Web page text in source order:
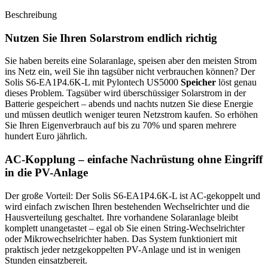
Beschreibung
Nutzen Sie Ihren Solarstrom endlich richtig
Sie haben bereits eine Solaranlage, speisen aber den meisten Strom
ins Netz ein, weil Sie ihn tagsüber nicht verbrauchen können? Der
Solis S6-EA1P4.6K-L mit Pylontech US5000 Speicher löst genau
dieses Problem. Tagsüber wird überschüssiger Solarstrom in der
Batterie gespeichert – abends und nachts nutzen Sie diese Energie
und müssen deutlich weniger teuren Netzstrom kaufen. So erhöhen
Sie Ihren Eigenverbrauch auf bis zu 70% und sparen mehrere
hundert Euro jährlich.
AC-Kopplung – einfache Nachrüstung ohne Eingriff
in die PV-Anlage
Der große Vorteil: Der Solis S6-EA1P4.6K-L ist AC-gekoppelt und
wird einfach zwischen Ihren bestehenden Wechselrichter und die
Hausverteilung geschaltet. Ihre vorhandene Solaranlage bleibt
komplett unangetastet – egal ob Sie einen String-Wechselrichter
oder Mikrowechselrichter haben. Das System funktioniert mit
praktisch jeder netzgekoppelten PV-Anlage und ist in wenigen
Stunden einsatzbereit.